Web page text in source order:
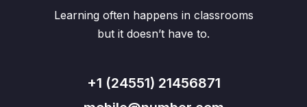
Learning often happens in classrooms
but it doesn’t have to.
+1 (24551) 21456871